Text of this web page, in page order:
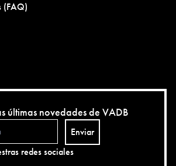
(FAQ)
últimas novedades de VADB
Enviar
redes sociales